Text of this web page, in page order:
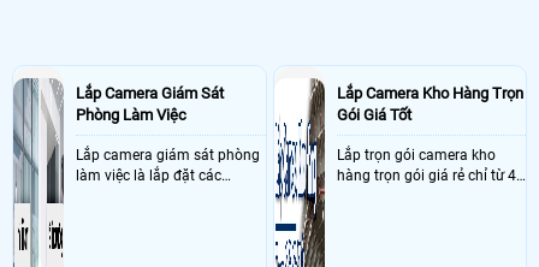
Lắp Camera Giám Sát
Phòng Làm Việc
Lắp camera giám sát phòng
làm việc là lắp đặt các
Lắp Camera Kho Hàng Trọn
Gói Giá Tốt
Lắp trọn gói camera kho
hàng trọn gói giá rẻ chỉ từ 4